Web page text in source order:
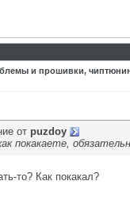
и прошивки,
от puzdoy
покакаете,
то? Как покакал?